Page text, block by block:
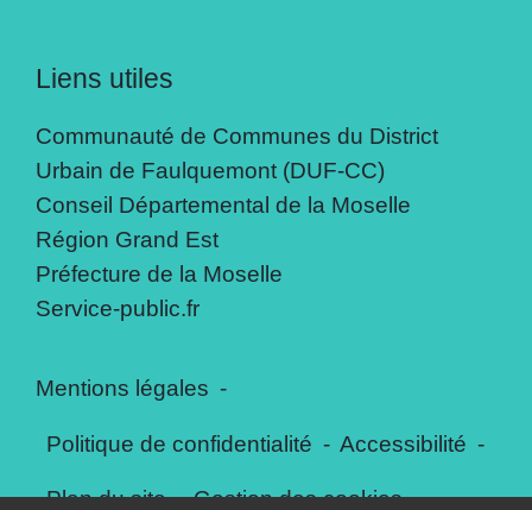
Liens utiles
Communauté de Communes du District
Urbain de Faulquemont (DUF-CC)
Conseil Départemental de la Moselle
Région Grand Est
Préfecture de la Moselle
Service-public.fr
Mentions légales -
Politique de confidentialité - Accessibilité -
Plan du site - Gestion des cookies